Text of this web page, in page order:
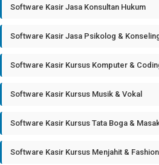
Software Kasir Jasa Konsultan Hukum
Software Kasir Jasa Psikolog &
Software Kasir Kursus Komputer &
Software Kasir Kursus Musik & Vokal
Software Kasir Kursus Tata Boga &
Software Kasir Kursus Menjahit &